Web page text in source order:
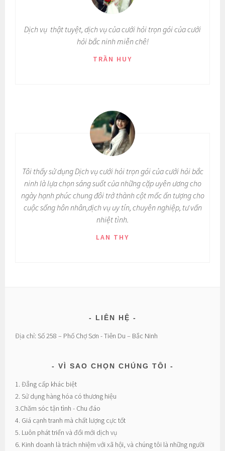
Dịch vụ thật tuyệt, dịch vụ củacưới hỏi trọn gói của cưới
hỏi bắc ninhmiễn chê!
TRẦN HUY
Tôi thấy sử dụng Dịch vụ cưới hỏi trọn gói của cưới hỏi bắc
ninh là lựa chọn sáng suốt của những cặp uyên ương cho
ngày hạnh phúc chung đôi trở thành cột mốc ấn tượng cho
cuộc sống hôn nhân,dịch vụ uy tín, chuyên nghiệp, tư vấn
nhiệt tình.
LAN THY
LIÊN HỆ
Địa chỉ: Số 258 – Phố Chợ Sơn - Tiên Du – Bắc Ninh
VÌ SAO CHỌN CHÚNG TÔI
1. Đẳng cấp khác biệt
2. Sử dụng hàng hóa có thương hiệu
3.Chăm sóc tận tình - Chu đáo
4. Giá cạnh tranh mà chất lượng cực tốt
5. Luôn phát triển và đổi mới dịch vụ
6. Kinh doanh là trách nhiệm với xã hội, và chúng tôi là những người